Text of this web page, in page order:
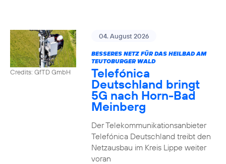
Credits: GfTD GmbH
04. August 2026
BESSERES NETZ FÜR DAS HEILBAD AM
TEUTOBURGER WALD
Telefónica
Deutschland bringt
5G nach Horn-Bad
Meinberg
Der Telekommunikationsanbieter
Telefónica Deutschland treibt den
Netzausbau im Kreis Lippe weiter
voran